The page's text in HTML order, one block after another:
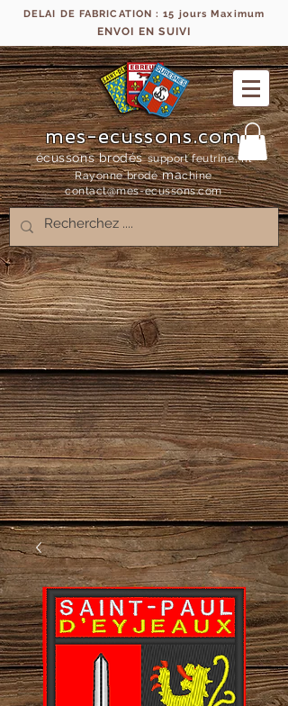
DELAI DE FABRICATION : 15 jours Maximum
ENVOI EN SUIVI
mes-ecussons.com
écussons brodés support feutrine, fil
Rayonne brodémachine
contact@mes-ecussons.com